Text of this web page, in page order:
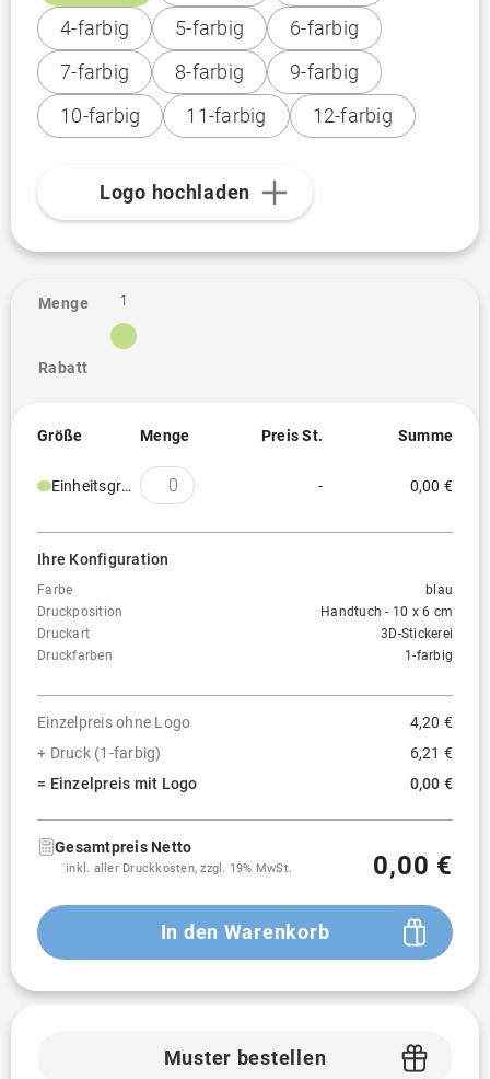
4-farbig
5-farbig
6-farbig
7-farbig
8-farbig
9-farbig
10-farbig
11-farbig 12-farbig
Logo hochladen
Menge
Rabatt
1
Größe Menge Preis St. Summe
Einheitsgröße - 0,00 €
Ihre Konfiguration
Farbe
blau
Druckposition
Handtuch - 10 x 6 cm
Druckart
3D-Stickerei
Druckfarben
1-farbig
Einzelpreis ohne Logo
4,20 €
+ Druck (1-farbig)
6,21 €
= Einzelpreis mit Logo
0,00 €
Gesamtpreis Netto
inkl. aller Druckkosten, zzgl. 19% MwSt. 0,00 €
In den Warenkorb
Muster bestellen